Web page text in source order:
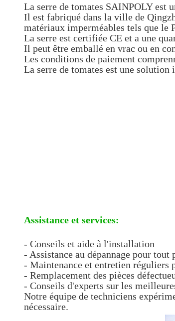
La serre de tomates SAINPOLY est
Il est fabriqué dans la ville de
matériaux imperméables tels que le
La serre est certifiée CE et a une
Il peut être emballé en vrac ou en
Les conditions de paiement
La serre de tomates est une
Assistance et services:
- Conseils et aide à l'installation
- Assistance au dépannage pour tout
- Maintenance et entretien réguliers
- Remplacement des pièces
- Conseils d'experts sur les
Notre équipe de techniciens
nécessaire.